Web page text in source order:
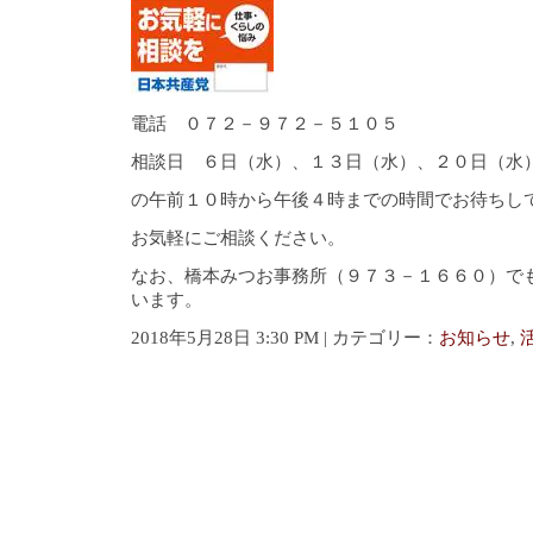
電話 ０７２－９７２－５１０５
相談日 ６日（水）、１３日（水）、２０日（水
の午前１０時から午後４時までの時間でお待ちし
お気軽にご相談ください。
なお、橋本みつお事務所（９７３－１６６０）で
います。
2018年5月28日 3:30 PM | カテゴリー： お知らせ,